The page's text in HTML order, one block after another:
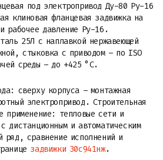
под электропривод Ду-80 Ру-16
клиновая фланцевая задвижка на
рабочее давление Ру-16.
25Л с наплавкой нержавеющей
стыковка с приводом – по ISO
среды – до +425 °C.
сверху корпуса – монтажная
электропривод. Строительная
применение: тепловые сети и
дистанционным и автоматическим
ряд, сравнение исполнений и
задвижки 30с941нж.